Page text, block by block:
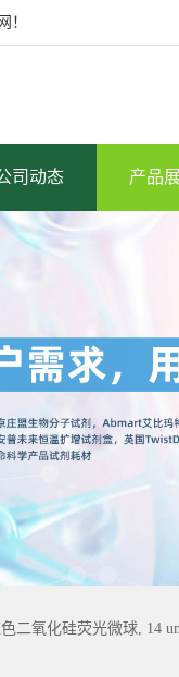
！
司动态 产品
二氧化硅荧光微球, 14